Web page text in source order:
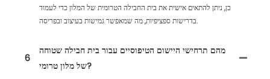
כן, ניתן להתאים אישית את בית החבילה הטרומית של המלון כדי לעמוד
בדרישות ספציפיות, מה שמאפשר גמישות בעיצוב ובפריסה.
6
מהם תרחישי היישום הטיפוסיים עבור בית חבילה שטוחה
של מלון טרומי?